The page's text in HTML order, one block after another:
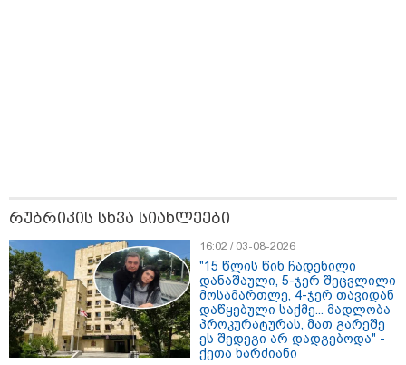
17:13 / 08-08-2026
გეოპოლიტიკური ბრძოლის უგუნურ იარაღად
გამოიყენა" - დიმიტრი მედვედევი
21:17 / 08-08-2026
აშშ-მა საქართველოში
რუბრიკის სხვა სიახლეები
16:02 / 03-08-2026
"15 წლის წინ ჩადენილი
დანაშაული, 5-ჯერ შეცვლილი
მოსამართლე, 4-ჯერ თავიდან
დაწყებული საქმე... მადლობა
პროკურატურას, მათ გარეშე
ეს შედეგი არ დადგებოდა" -
ქეთა ხარძიანი